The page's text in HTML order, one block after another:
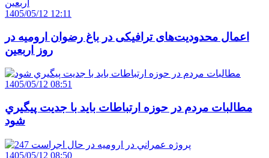
1405/05/12 12:11
اعمال محدودیت‌های ترافیکی در باغ رضوان ارومیه در
روز اربعین
1405/05/12 08:51
مطالبات مردم در حوزه ارتباطات بايد با جديت پيگيري
شود
1405/05/12 08:50